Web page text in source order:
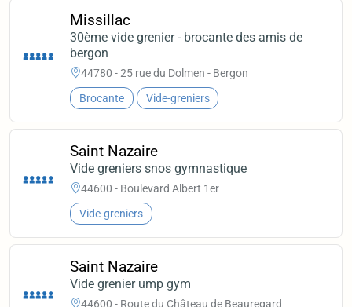
Missillac
30ème vide grenier - brocante des amis de
bergon
44780 - 25 rue du Dolmen - Bergon
Brocante Vide-greniers
Saint Nazaire
Vide greniers snos gymnastique
44600 - Boulevard Albert 1er
Vide-greniers
Saint Nazaire
Vide grenier ump gym
44600 - Route du Château de Beauregard